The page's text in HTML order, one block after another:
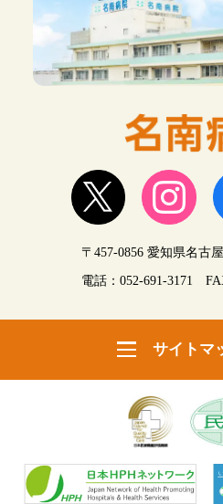
〒457-0856 愛知県名古
電話： 052-691-3171